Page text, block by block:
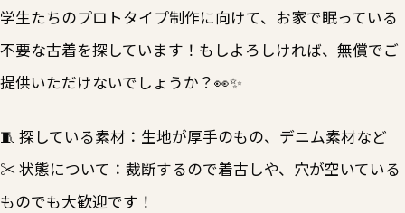
学生たちのプロトタイプ制作に向けて、お家で眠っている
不要な古着を探しています！もしよろしければ、無償でご
提供いただけないでしょうか？👀✨
🧵 探している素材：生地が厚手のもの、デニム素材など
✂️ 状態について：裁断するので着古しや、穴が空いている
ものでも大歓迎です！